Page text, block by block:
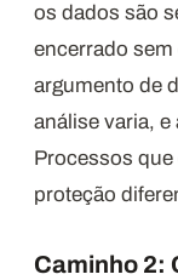
os dados são
encerrado
argumento de
análise varia,
Processos
proteção
Caminho 2: